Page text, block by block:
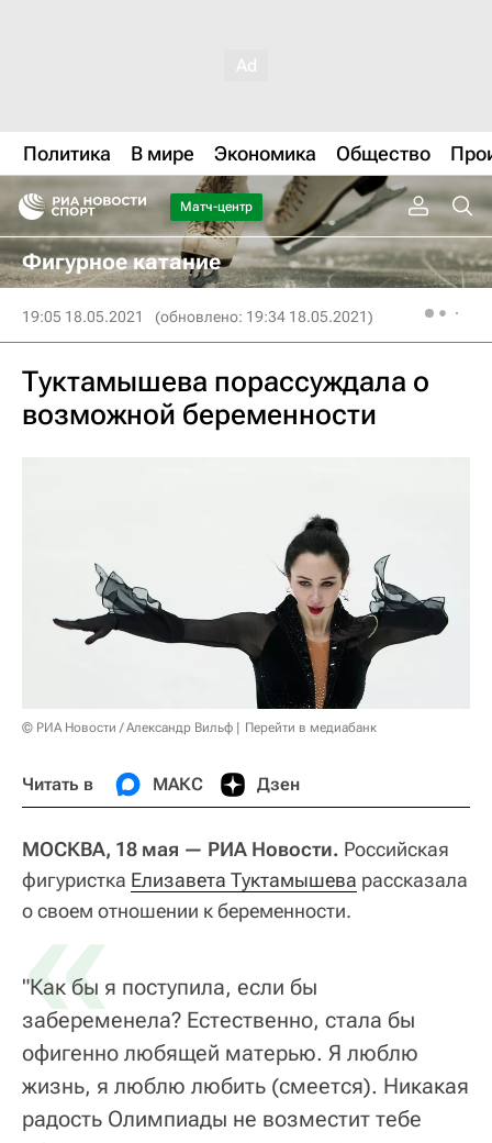
Политика В мире Экономика Общество
Матч-центр
Фигурное катание
19:05 18.05.2021 (обновлено: 19:34 18.05.2021)
Туктамышева порассуждала о
возможной беременности
© РИА Новости / Александр Вильф Перейти в медиабанк
Читать в МАКС Дзен
МОСКВА, 18 мая — РИА Новости. Российская
фигуристка Елизавета Туктамышева рассказала
о своем отношении к беременности.
«
"Как бы я поступила, если бы
забеременела? Естественно, стала бы
офигенно любящей матерью. Я люблю
жизнь, я люблю любить (смеется). Никакая
радость Олимпиады не возместит тебе